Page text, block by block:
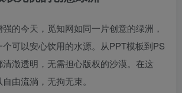
的今天，觅知网如同一片创意的绿洲，
可以安心饮用的水源。从PPT模板到PS
澈透明，无需担心版权的沙漠。在这
由流淌，无拘无束。